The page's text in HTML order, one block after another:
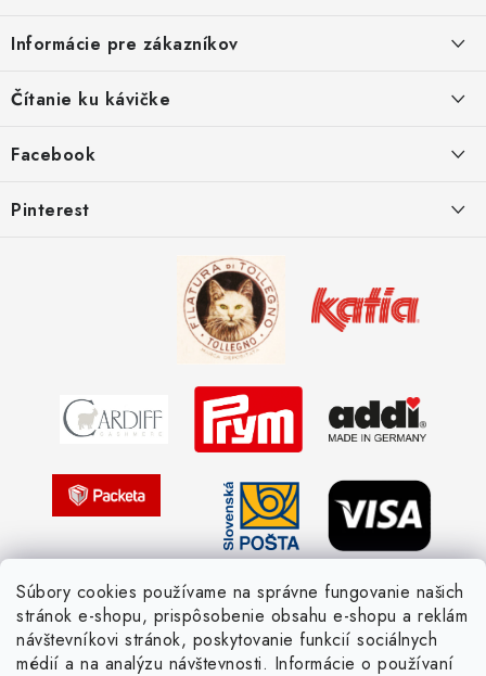
Súbory cookies používame na správne fungovanie našich
stránok e-shopu, prispôsobenie obsahu e-shopu a reklám
návštevníkovi stránok, poskytovanie funkcií sociálnych
médií a na analýzu návštevnosti. Informácie o používaní
p
ä
Informácie pre zákazníkov
Kedy objednáme nový tovar
Žiadosť dotknutej osoby
Čítanie ku kávičke
Ako sa orientovať v hrúbke priadzí
Pletený slovník anglicky-česky
Pletený slovník česky-anglicky
Facebook
Pinterest